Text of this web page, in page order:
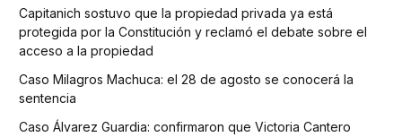
Capitanich sostuvo que la propiedad privada ya está
protegida por la Constitución y reclamó el debate sobre el
acceso a la propiedad
Caso Milagros Machuca: el 28 de agosto se conocerá la
sentencia
Caso Álvarez Guardia: confirmaron que Victoria Cantero